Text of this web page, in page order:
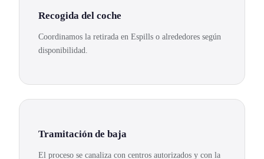
Recogida del coche
Coordinamos la retirada en Espills o alrededores según
disponibilidad.
Tramitación de baja
El proceso se canaliza con centros autorizados y con la